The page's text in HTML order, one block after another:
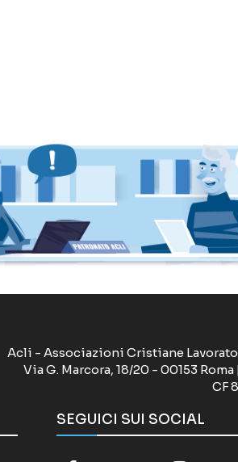
Acli - Associazioni Cristiane
Via G. Marcora, 18/20 - 00153
CF
SEGUICI SUI SOCIAL